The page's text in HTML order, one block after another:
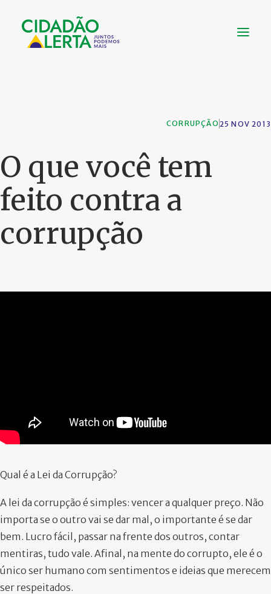
NOTÍCIAS
CONHEÇA
CONTATO
FAÇA UMA DOAÇÃO
25 NOV 2013
CORRUPÇÃO
O que você tem
feito contra a
corrupção
Qual é a Lei da Corrupção?
A lei da corrupção é simples: vencer a qualquer preço. Não
importa se o outro vai se dar mal, o importante é se dar
bem. Lucro fácil, passar na frente dos outros, contar
mentiras, tudo vale. Afinal, na mente do corrupto, ele é o
único ser humano com sentimentos e ideias que merecem
ser respeitados.